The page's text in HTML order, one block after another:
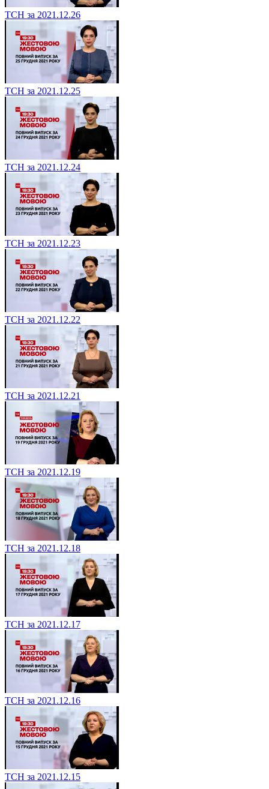
ТСН за 2021.12.26
ТСН за 2021.12.25
ТСН за 2021.12.24
ТСН за 2021.12.23
ТСН за 2021.12.22
ТСН за 2021.12.21
ТСН за 2021.12.19
ТСН за 2021.12.18
ТСН за 2021.12.17
ТСН за 2021.12.16
ТСН за 2021.12.15